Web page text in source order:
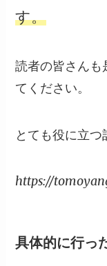
す。
読者の皆さんも
てください。
とても役に立つ
https://
具体的に行っ